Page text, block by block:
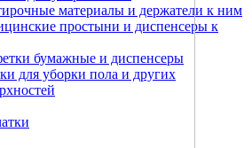
материалы и держатели к ним
простыни и диспенсеры к
бумажные и диспенсеры
для уборки пола и других